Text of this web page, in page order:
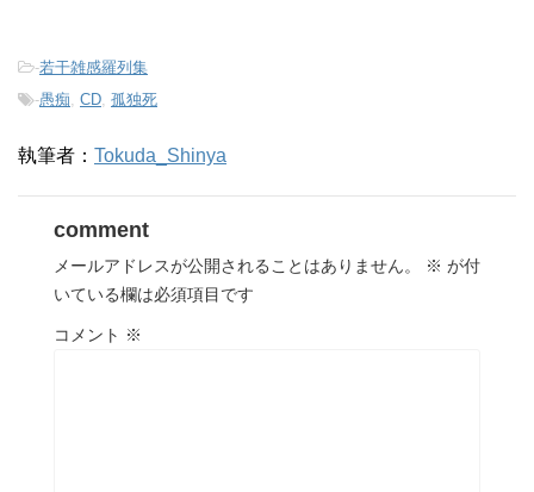
-若干雑感羅列集
-愚痴 CD 孤独死
執筆者： Tokuda_Shinya
comment
メールアドレスが公開されることはありません。 ※ が付
いている欄は必須項目です
コメント ※